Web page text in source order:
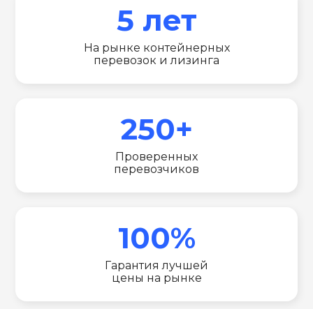
5 лет
На рынке контейнерных
перевозок и лизинга
250+
Проверенных
перевозчиков
100%
Гарантия лучшей
цены на рынке